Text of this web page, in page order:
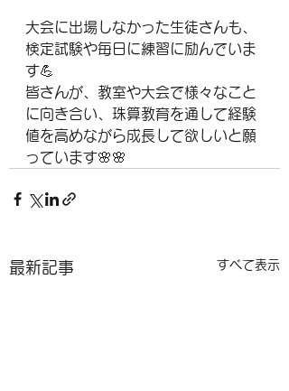
大会に出場しなかった生徒さんも、
検定試験や毎日に練習に励んでいま
す💪
皆さんが、教室や大会で様々なこと
に向き合い、珠算教育を通して経験
値を高めながら成長して欲しいと願
っています🌸🌸
最新記事 すべて表示